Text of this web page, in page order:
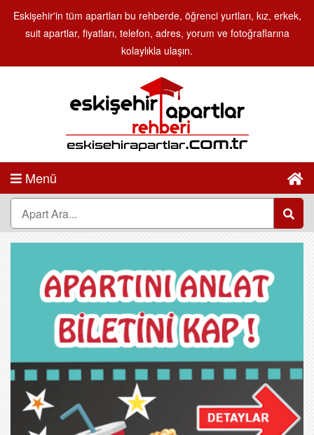
Eskişehir'in tüm apartları bu rehberde, öğrenci yurtları, kız, erkek,
suit apartlar, fiyatları, telefon, adres, yorum ve fotoğraflarına
kolaylıkla ulaşın.
Menü